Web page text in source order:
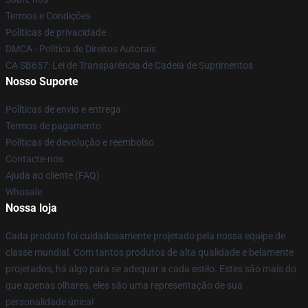
Termos e Condições
Políticas de privacidade
DMCA - Política de Direitos Autorais
CA SB657: Lei de Transparência de Cadeia de Suprimentos
Nosso Suporte
Políticas de envio e entrega
Termos de pagamento
Políticas de devolução e reembolso
Contacte-nos
Ajuda ao cliente (FAQ)
Whosale
Nossa loja
Cada produto foi cuidadosamente projetado pela nossa equipe de
classe mundial. Com tantos produtos de alta qualidade e belamente
projetados, há algo para se adequar a cada estilo. Estes são mais do
que apenas olhares, eles são uma representação de sua
personalidade única!